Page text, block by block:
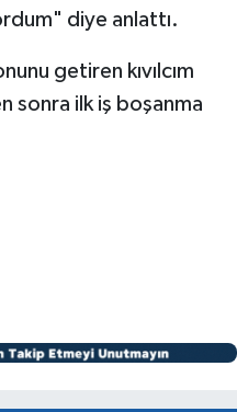
diye anlattı.
getiren kıvılcım
sonra ilk iş boşanma